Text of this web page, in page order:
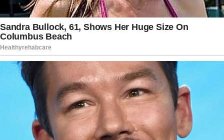
venezuelana, o espetáculo natural chamou a
atenção do mundo e se tornou um dos registros
mais emblemáticos daqueles dias, lembrando que
a natureza pode apresentar manifestações
visualmente extraordinárias mesmo em períodos
de grande adversidade.